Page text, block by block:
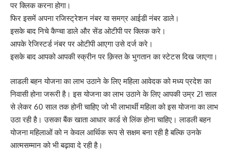
पर क्लिक करना होगा।
फिर इसमें अपना रजिस्ट्रेशन नंबर या समग्र आईडी नंबर डाले।
इसके बाद निचे कैप्चा डाले और सेंड ओटीपी पर क्लिक करे।
आपके रेजिस्टर्ड नंबर पर ओटीपी आएगा उसे दर्ज करे।
इसके बाद आपको आपकी स्क्रीन पर क़िस्त के भुगतान का स्टेटस दिख जाएगा।
लाडली बहन योजना का लाभ उठाने के लिए महिला आवेदक को मध्य प्रदेश का
निवासी होना जरूरी है। इस योजना का लाभ उठाने के लिए आपकी उम्र 21 साल
से लेकर 60 साल तक होनी चाहिए जो भी लाभार्थी महिला को इस योजना का लाभ
उठा रही है। उसका बैंक खाता आधार कार्ड से लिंक होना चाहिए। लाडली बहन
योजना महिलाओं को न केवल आर्थिक रूप से सक्षम बना रही है बल्कि उनके
आत्मसम्मान को भी बढ़ावा दे रही है।